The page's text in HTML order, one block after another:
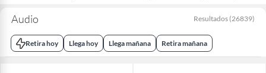
Audio Resultados (26839)
Retira hoy Llega hoy Llega mañana Retira mañana